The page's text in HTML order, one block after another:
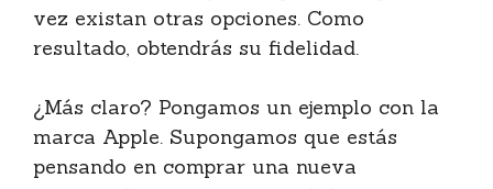
vez existan otras opciones. Como
resultado, obtendrás su fidelidad.
¿Más claro? Pongamos un ejemplo con la
marca Apple. Supongamos que estás
pensando en comprar una nueva